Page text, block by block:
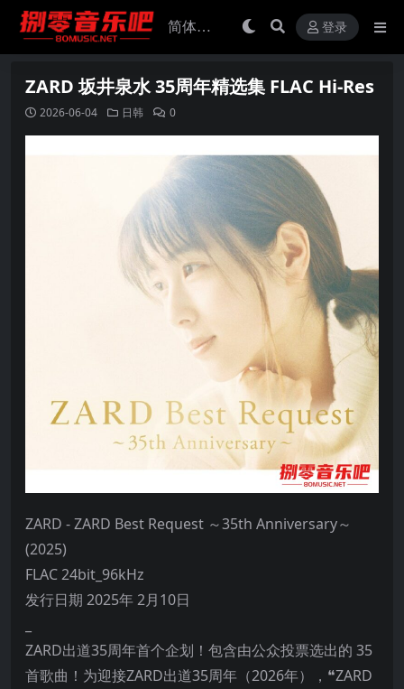
登录
ZARD 坂井泉水 35周年精选集 FLAC Hi-Res
2026-06-04 日韩 0
ZARD - ZARD Best Request ～35th Anniversary～
(2025)
FLAC 24bit_96kHz
发行日期 2025年 2月10日
ZARD出道35周年首个企划！包含由公众投票选出的 35
首歌曲！为迎接ZARD出道35周年（2026年），❝ZARD